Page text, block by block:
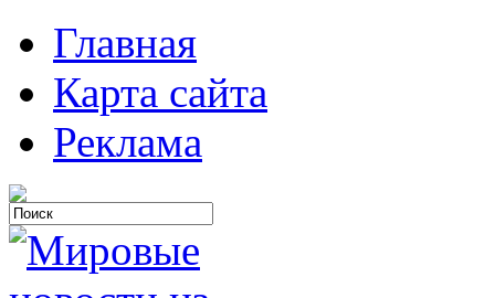
Главная
Карта сайта
Реклама